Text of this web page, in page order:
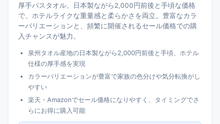
厚手バスタオル。日本製ながら2,000円前後と手頃な価格
で、ホテルライクな重量感と柔らかさを両立。豊富なカラ
ーバリエーションと、頻繁に開催されるセール価格での購
入チャンスが魅力。
泉州タオル産地の日本製ながら2,000円前後と手頃、ホテル
仕様の厚手感を実現
カラーバリエーションが豊富で家族の色分けや気分転換がし
やすい
楽天・Amazonでセール価格になりやすく、タイミングでさ
らにお得に購入可能